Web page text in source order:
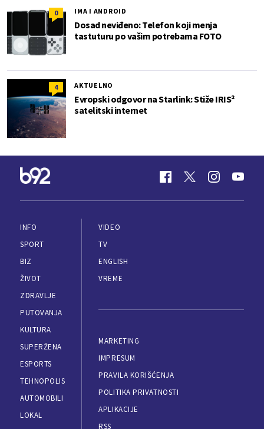
0 IMA I ANDROID
Dosad neviđeno: Telefon koji menja
tastuturu po vašim potrebama FOTO
4 AKTUELNO
Evropski odgovor na Starlink: Stiže IRIS²
satelitski internet
INFO
SPORT
BIZ
ŽIVOT
ZDRAVLJE
PUTOVANJA
KULTURA
SUPERŽENA
ESPORTS
TEHNOPOLIS
AUTOMOBILI
LOKAL
VIDEO
TV
ENGLISH
VREME
MARKETING
IMPRESUM
PRAVILA KORIŠĆENJA
POLITIKA PRIVATNOSTI
APLIKACIJE
RSS